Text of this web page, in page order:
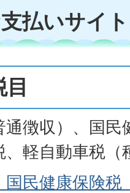
払いサイ
徴収）、国民
軽自動車税（
国民健康保険